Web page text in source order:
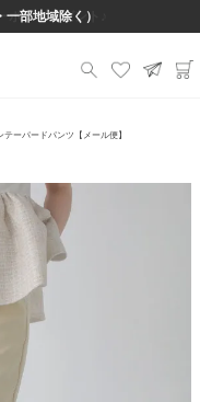
ポンプレゼント♪
部地域除く）
ーパードパンツ【メール便】